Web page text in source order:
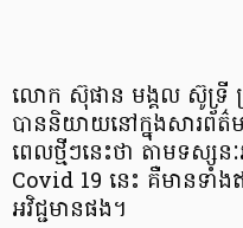
លោក ស៊ុផាន មង្គល ស៊ូទ្រី ប្
បាន​និយាយ​នៅក្នុង​សារព័ត៌
ពេលថ្មីៗ​នេះ​ថា តាមទស្សនៈ
Covid 19 នេះ គឺមានទាំង​​
អវិជ្ជមានផង។